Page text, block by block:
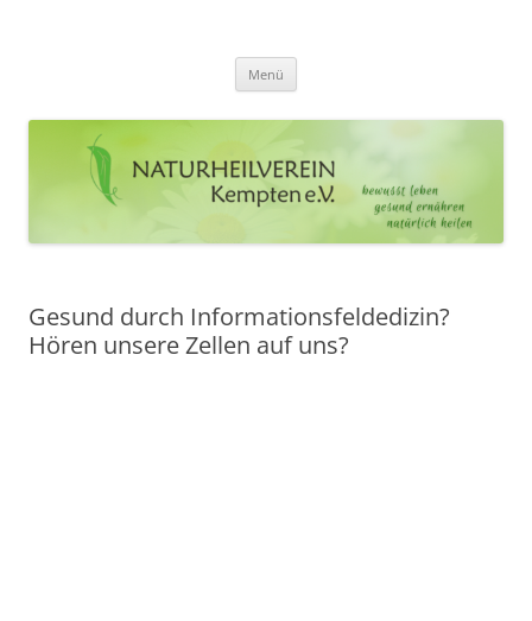
Menü
Gesund durch Informationsfeldedizin?
Hören unsere Zellen auf uns?